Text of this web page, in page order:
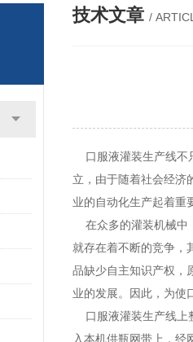
技术文章 /
口服液灌装生产线不
立，由于随着社会经济
业的自动化生产起着重
在众多的灌装机械中
就存在着不断的竞争，
品缺少自主知识产权，
业的发展。因此，为使
口服液灌装生产线上
入本机供瓶网带上，经